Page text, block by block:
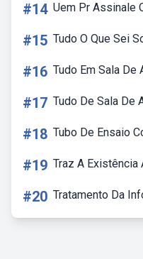
#14 Uem Pr Assinale
#15 Tudo O Que Sei
#16 Tudo Em Sala De
#17 Tudo De Sala De
#18 Tubo De Ensaio
#19 Traz A Existência
#20 Tratamento Da